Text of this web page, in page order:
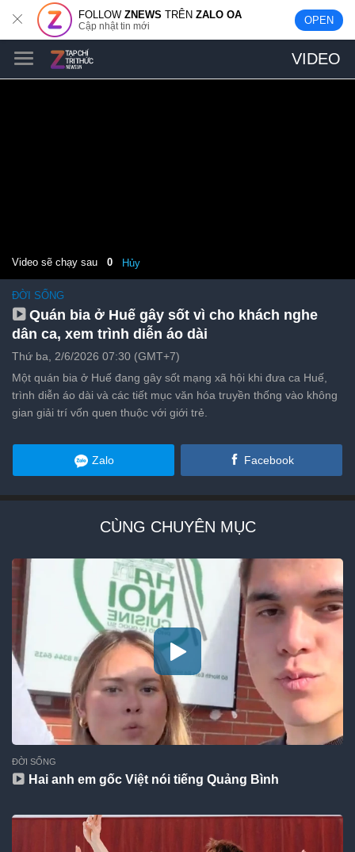
FOLLOWZNEWS TRÊNZALO OA
Cập nhật tin mới OPEN
VIDEO
ĐỜI SỐNG
Quán bia ở Huế gây sốt vì cho khách nghe
dân ca, xem trình diễn áo dài
Thứ ba, 2/6/2026 07:30 (GMT+7)
Video sẽ chạy sau 0 Hủy
Một quán bia ở Huế đang gây sốt mạng xã hội khi đưa ca Huế,
trình diễn áo dài và các tiết mục văn hóa truyền thống vào không
gian giải trí vốn quen thuộc với giới trẻ.
Zalo Facebook
ĐỜI SỐNG
Hai anh em gốc Việt nói tiếng Quảng Bình